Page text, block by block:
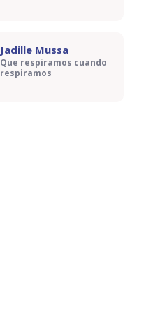
Jadille Mussa
Que respiramos cuando
respiramos